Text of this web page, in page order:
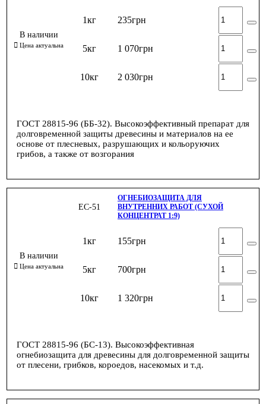
1кг 235грн
5кг 1 070грн
10кг 2 030грн
ГОСТ 28815-96 (ББ-32). Высокоэффективный препарат для
долговременной защиты древесины и материалов на ее
основе от плесневых, разрушающих и кольоруючих
грибов, а также от возгорания
ЕС-51
ОГНЕБИОЗАЩИТА ДЛЯ
ВНУТРЕННИХ РАБОТ (СУХОЙ
КОНЦЕНТРАТ 1:9)
1кг 155грн
5кг 700грн
10кг 1 320грн
ГОСТ 28815-96 (БС-13). Высокоэффективная
огнебиозащита для древесины для долговременной защиты
от плесени, грибков, короедов, насекомых и т.д.